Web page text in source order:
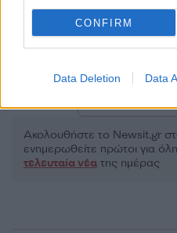
CONFIRM
Data Deletion Data
ΝΤΕΝΒΕΡ ΝΑΓΚΕΤΣ
ΟΚΛΑΧΟΜΑ
Ακολουθήστε το Νewsit.gr
ενημερωθείτε πρώτοι για
τελευταία νέα της ημέρας